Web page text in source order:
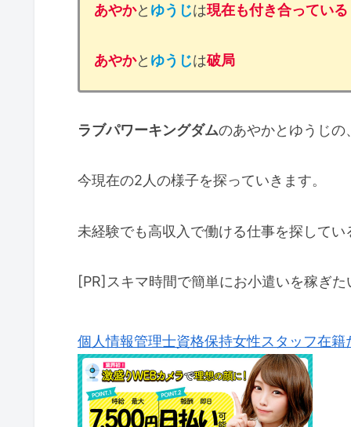
あやかと ゆうじは現在も付き合っている
あやかと ゆうじは破局
ラブパワーキングダムのあやかとゆうじ
今現在の2人の様子を探っていきます。
未経験でも高収入で働ける仕事を探して
[PR]スキマ時間で簡単にお小遣いを稼ぎた
個人情報管理士資格保持女性スタッフ在